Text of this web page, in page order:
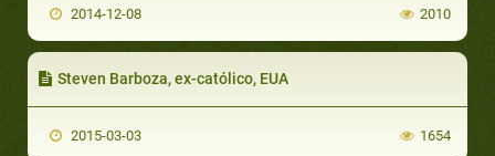
2014-12-08 2010
Steven Barboza, ex-católico, EUA
2015-03-03 1654